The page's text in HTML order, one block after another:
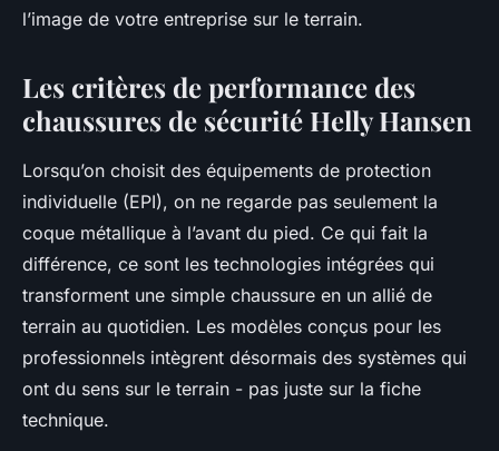
l’image de votre entreprise sur le terrain.
Les critères de performance des
chaussures de sécurité Helly Hansen
Lorsqu’on choisit des équipements de protection
individuelle (EPI), on ne regarde pas seulement la
coque métallique à l’avant du pied. Ce qui fait la
différence, ce sont les technologies intégrées qui
transforment une simple chaussure en un allié de
terrain au quotidien. Les modèles conçus pour les
professionnels intègrent désormais des systèmes qui
ont du sens sur le terrain - pas juste sur la fiche
technique.